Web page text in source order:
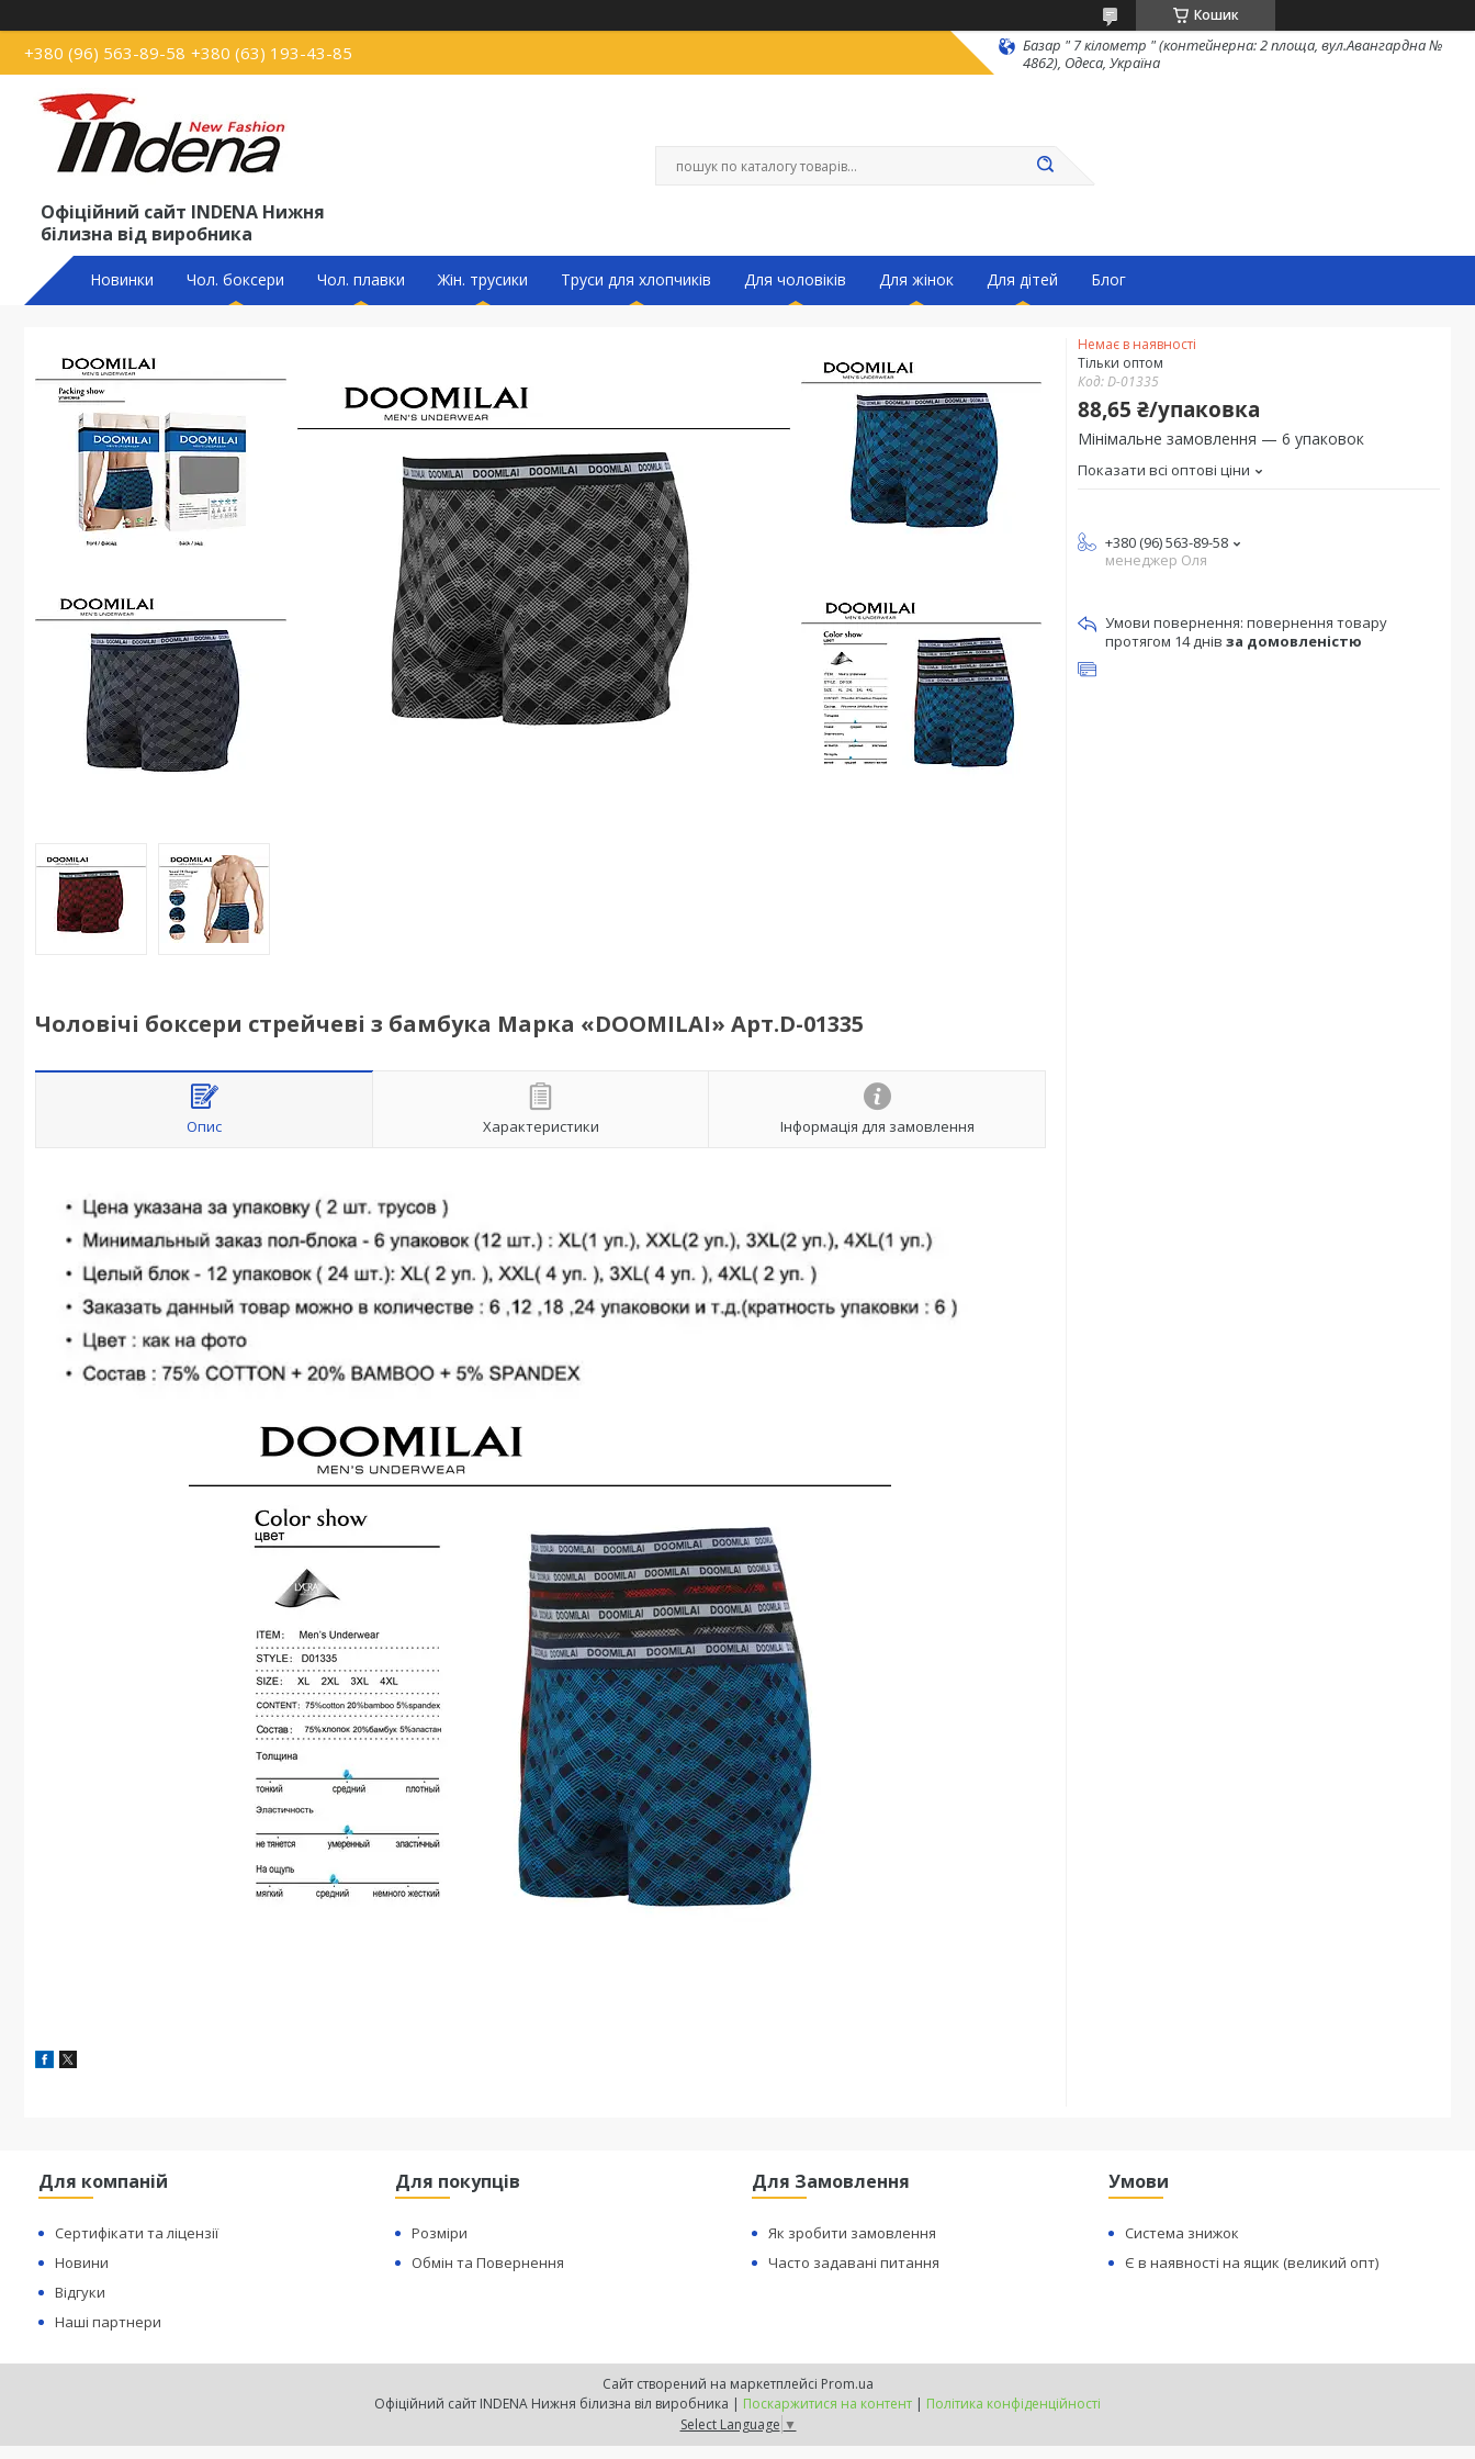
Кошик
+380 (96) 563-89-58 +380 (63) 193-43-85
Базар " 7 кілометр " (контейнерна: 2 площа, вул.Авангардна №
4862), Одеса, Україна
Офіційний сайт INDENA Нижня
білизна від виробника
Новинки Чол. боксери Чол. плавки Жін. трусики Труси для хлопчиків Для чоловіків Для жінок Для дітей Блог
Чоловічі боксери стрейчеві з бамбука Марка «DOOMILAI» Арт.D-01335
Опис Характеристики Інформація для замовлення
Немає в наявності
Тільки оптом
Код:D-01335
88,65 ₴/упаковка
Мінімальне замовлення — 6 упаковок
Показати всі оптові ціни
+380 (96) 563-89-58
менеджер Оля
повернення товару
протягом 14 днів за домовленістю
Для компаній
Сертифікати та ліцензії
Новини
Відгуки
Наші партнери
Для покупців
Розміри
Обмін та Повернення
Для Замовлення
Як зробити замовлення
Часто задавані питання
Умови
Система знижок
Є в наявності на ящик (великий опт)
Сайт створений на маркетплейсі Prom.ua
Офіційний сайт INDENA Нижня білизна віл виробника | Поскаржитися на контент | Політика конфіденційності
Select Language ▼